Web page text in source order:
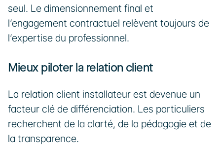
seul. Le dimensionnement final et
l’engagement contractuel relèvent toujours de
l’expertise du professionnel.
Mieux piloter la relation client
La relation client installateur est devenue un
facteur clé de différenciation. Les particuliers
recherchent de la clarté, de la pédagogie et de
la transparence.